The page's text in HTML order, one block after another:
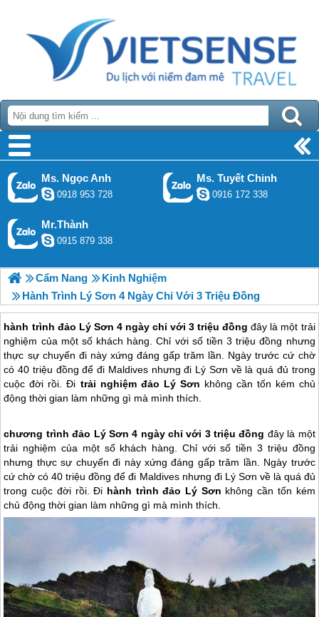
Ms. Ngọc Anh
0918 953 728
Ms. Tuyết Chinh
0916 172 338
Mr.Thành
0915 879 338
Cẩm Nang
Kinh Nghiệm
Hành Trình Lý Sơn 4 Ngày Chỉ Với 3 Triệu Đồng
hành trình đảo Lý Sơn 4 ngày chỉ với 3 triệu đồng đây là một trải
nghiệm của một số khách hàng. Chỉ với số tiền 3 triệu đồng nhưng
thực sự chuyến đi này xứng đáng gấp trăm lần. Ngày trước cứ chờ
có 40 triệu đồng để đi Maldives nhưng đi Lý Sơn về là quá đủ trong
cuộc đời rồi. Đi trải nghiệm đảo Lý Sơn không cần tốn kém chủ
động thời gian làm những gì mà mình thích.
chương trìnhđảo Lý Sơn 4 ngày chỉ với 3 triệu đồng đây là một
trải nghiệm của một số khách hàng. Chỉ với số tiền 3 triệu đồng
nhưng thực sự chuyến đi này xứng đáng gấp trăm lần. Ngày trước
cứ chờ có 40 triệu đồng để đi Maldives nhưng đi Lý Sơn về là quá đủ
trong cuộc đời rồi. Đi hành trìnhđảo Lý Sơn không cần tốn kém
chủ động thời gian làm những gì mà mình thích.